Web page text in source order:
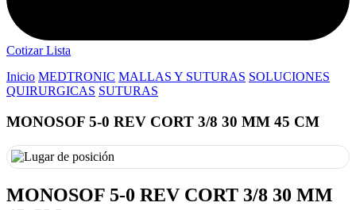
Cotizar Lista
Inicio MEDTRONIC MALLAS Y SUTURAS SOLUCIONES
QUIRURGICAS SUTURAS
MONOSOF 5-0 REV CORT 3/8 30 MM 45 CM
MONOSOF 5-0 REV CORT 3/8 30 MM